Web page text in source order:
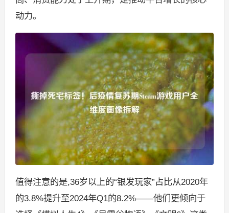
动力。
值得注意的是,36岁以上的“银发玩家”占比从2020年
的3.8%提升至2024年Q1的8.2%——他们更倾向于